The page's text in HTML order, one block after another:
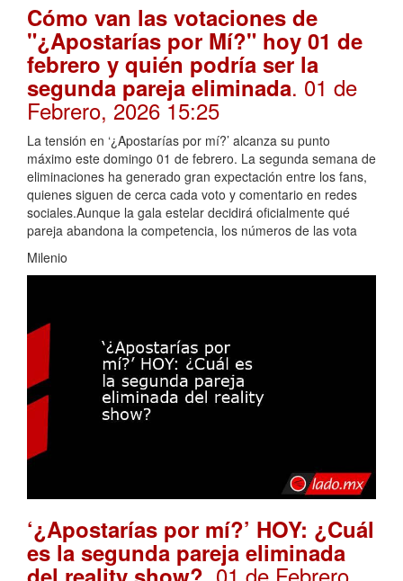
Cómo van las votaciones de
"¿Apostarías por Mí?" hoy 01 de
febrero y quién podría ser la
segunda pareja eliminada. 01 de
Febrero, 2026 15:25
La tensión en ‘¿Apostarías por mí?’ alcanza su punto
máximo este domingo 01 de febrero. La segunda semana de
eliminaciones ha generado gran expectación entre los fans,
quienes siguen de cerca cada voto y comentario en redes
sociales.Aunque la gala estelar decidirá oficialmente qué
pareja abandona la competencia, los números de las vota
Milenio
‘¿Apostarías por mí?’ HOY: ¿Cuál
es la segunda pareja eliminada